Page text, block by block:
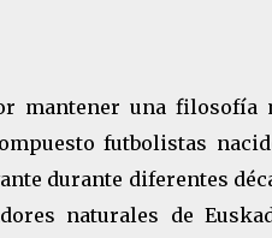
mantener una
futbolistas
durante diferentes
naturales de